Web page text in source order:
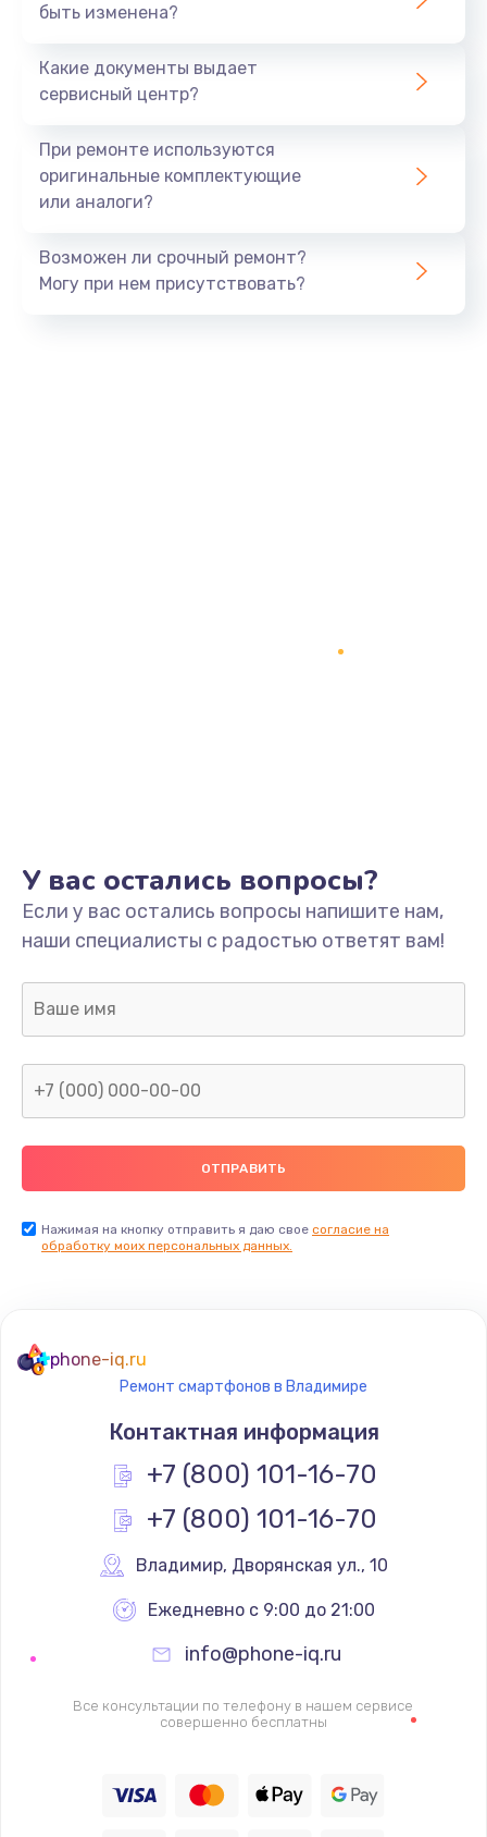
Восстановление данных
Заказать
1060 руб.
995 руб.
Заказать
Замена шлейфа матрицы
2600 руб.
Замена видеочипа
Ремонт разъема питания
745 руб.
Заказать
Замена видеокарты
1600 руб.
Заказать
Ремонт цепей питания
2500 руб.
750 руб.
Заказать
быть изменена?
Какие документы выдает
сервисный центр?
При ремонте используются
оригинальные комплектующие
или аналоги?
Возможен ли срочный ремонт?
Могу при нем присутствовать?
У вас остались вопросы?
Если у вас остались вопросы напишите нам,
наши специалисты с радостью ответят вам!
Нажимая на кнопку отправить я даю свое согласие на
обработку моих персональных данных.
phone-iq.ru
Ремонт смартфонов в Владимире
Контактная информация
+7 (800) 101-16-70
+7 (800) 101-16-70
Владимир, Дворянская ул., 10
Ежедневно с 9:00 до 21:00
info@phone-iq.ru
Все консультации по телефону в нашем сервисе
совершенно бесплатны